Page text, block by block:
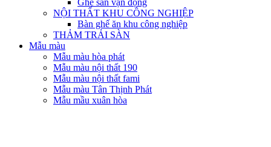
Ghế sân vận động
NỘI THẤT KHU CÔNG NGHIỆP
Bàn ghế ăn khu công nghiệp
THẢM TRẢI SÀN
Mẫu màu
Mẫu màu hòa phát
Mẫu màu nội thất 190
Mẫu màu nội thất fami
Mẫu màu Tân Thịnh Phát
Mẫu mầu xuân hòa